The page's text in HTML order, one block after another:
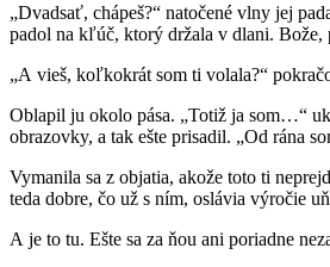
„Dvadsať, chápeš?“ natočené vlny jej
padol na kľúč, ktorý držala v dlani. Bože,
„A vieš, koľkokrát som ti volala?“
Oblapil ju okolo pása. „Totiž ja som…“
obrazovky, a tak ešte prisadil. „Od rána
Vymanila sa z objatia, akože toto ti
teda dobre, čo už s ním, oslávia výročie
A je to tu. Ešte sa za ňou ani poriadne